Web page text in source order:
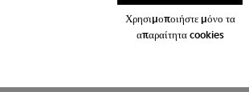
Χρησιμοποιήστε μόνο τα
απαραίτητα cookies